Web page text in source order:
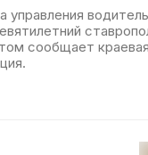
управления
сообщает краевая